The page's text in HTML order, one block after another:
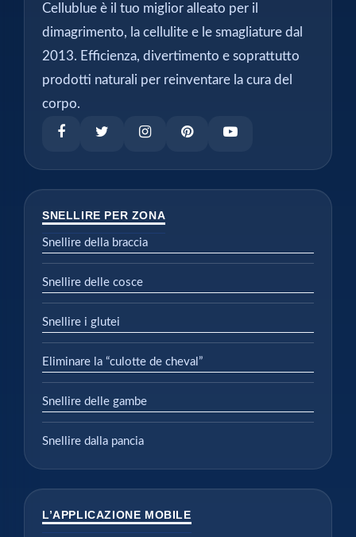
Cellublue è il tuo miglior alleato per il
dimagrimento, la cellulite e le smagliature dal
2013. Efficienza, divertimento e soprattutto
prodotti naturali per reinventare la cura del
corpo.
SNELLIRE PER ZONA
Snellire della braccia
Snellire delle cosce
Snellire i glutei
Eliminare la “culotte de cheval”
Snellire delle gambe
Snellire dalla pancia
L’APPLICAZIONE MOBILE